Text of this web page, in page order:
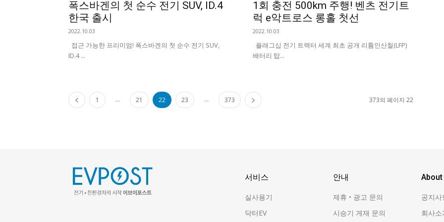
폭스바겐의 첫 순수 전기 SUV, ID.4
한국 출시
2022.10.03
접근 가능한 프리미엄! 폭스바겐의 첫 순수 전기 SUV,
ID.4 ...
1회 충전 500km 주행! 벤츠 전기트
럭 e악트로스 롱홀 첫선
2022.10.03
플래그십 전기 트랙터 세계 최초 공개 리튬인산철(LFP)
배터리 탑...
1 ... 21 22 23 ... 373 373의 페이지 22
서비스
실사용기
닥터EV
안내
제휴 • 광고 문의
시승기 게재 문의
About
공지사
회사소